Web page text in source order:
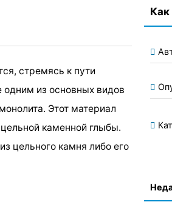
стремясь к пути
одним из основных видов
Этот материал
каменной глыбы.
цельного камня либо его
Как